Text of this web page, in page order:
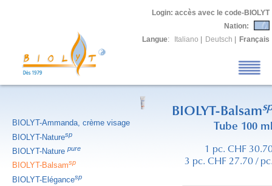
Login: accès avec le code-BIOLYT
Nation:
Langue: Italiano Deutsch Français
BIOLYT-Ammanda, crème visage
BIOLYT-Naturesp
BIOLYT-Naturepure
BIOLYT-Balsamsp
BIOLYT-Elégancesp
BIOLYT-Balsam
Tube 100
1 pc. CHF
3 pc. CHF 27.70 /